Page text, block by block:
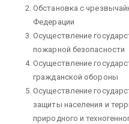
Обстановка с
Федерации
Осуществление
пожарной безопасности
Осуществление
гражданской обороны
Осуществление
защиты населения и
природного и